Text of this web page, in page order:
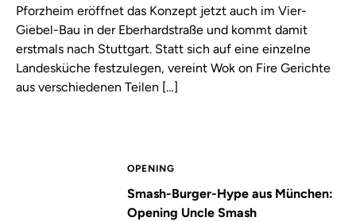
Pforzheim eröffnet das Konzept jetzt auch im Vier-
Giebel-Bau in der Eberhardstraße und kommt damit
erstmals nach Stuttgart. Statt sich auf eine einzelne
Landesküche festzulegen, vereint Wok on Fire Gerichte
aus verschiedenen Teilen […]
OPENING
Smash-Burger-Hype aus München:
Opening Uncle Smash